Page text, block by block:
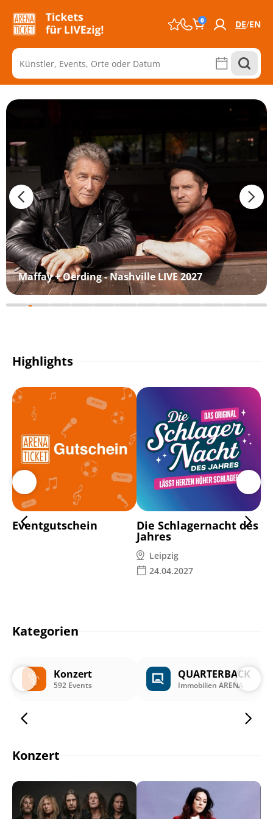
0 DE EN
Maffay + Oerding - Nashville LIVE 2027
Highlights
Eventgutschein Die Schlagernacht des
Jahres
Leipzig
24.04.2027
Kategorien
Konzert
592 Events
QUARTERBACK
Immobilien ARENA
Konzert